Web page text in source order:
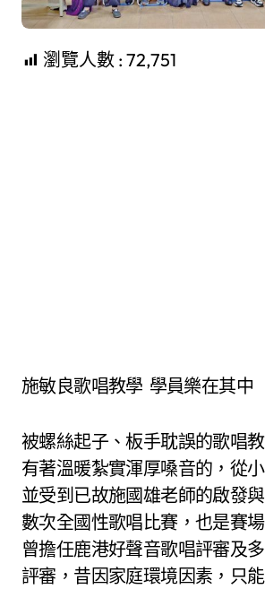
瀏覽人數 : 72,751
施敏良歌唱教學 學員樂在其中
被螺絲起子、板手耽誤的歌唱
有著溫暖紮實渾厚嗓音的，從
並受到已故施國雄老師的啟發
數次全國性歌唱比賽，也是賽
曾擔任鹿港好聲音歌唱評審及
評審，昔因家庭環境因素，只